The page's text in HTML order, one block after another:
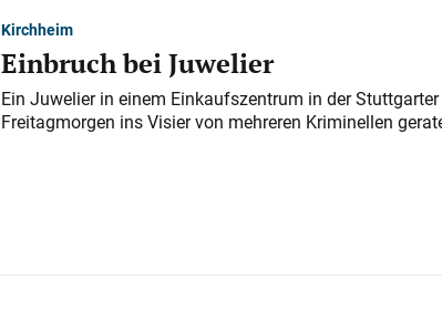
Kirchheim
Einbruch bei Juwelier
Ein Juwelier in einem Einkaufszentrum in der
Freitagmorgen ins Visier von mehreren Kriminellen